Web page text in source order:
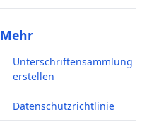
Mehr
Unterschriftensammlung
erstellen
Datenschutzrichtlinie